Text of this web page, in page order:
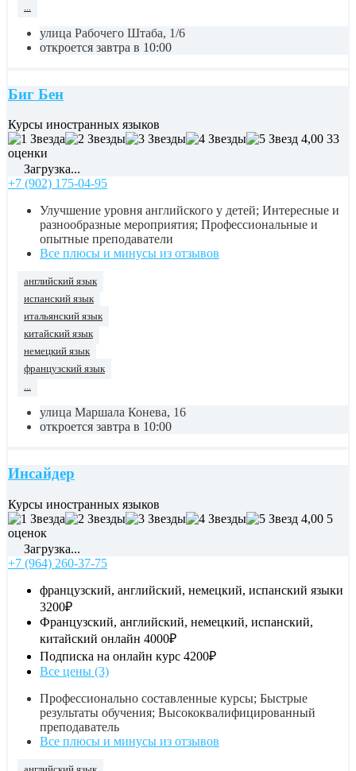
...
улица Рабочего Штаба, 1/6
откроется завтра в 10:00
Биг Бен
Курсы иностранных языков
4,00 33
оценки
Загрузка...
+7 (902) 175-04-95
Улучшение уровня английского у детей; Интересные и
разнообразные мероприятия; Профессиональные и
опытные преподаватели
Все плюсы и минусы из отзывов
английский язык
испанский язык
итальянский язык
китайский язык
немецкий язык
французский язык
...
улица Маршала Конева, 16
откроется завтра в 10:00
Инсайдер
Курсы иностранных языков
4,00 5
оценок
Загрузка...
+7 (964) 260-37-75
французский, английский, немецкий, испанский языки
3200₽
Французский, английский, немецкий, испанский,
китайский онлайн 4000₽
Подписка на онлайн курс 4200₽
Все цены (3)
Профессионально составленные курсы; Быстрые
результаты обучения; Высококвалифицированный
преподаватель
Все плюсы и минусы из отзывов